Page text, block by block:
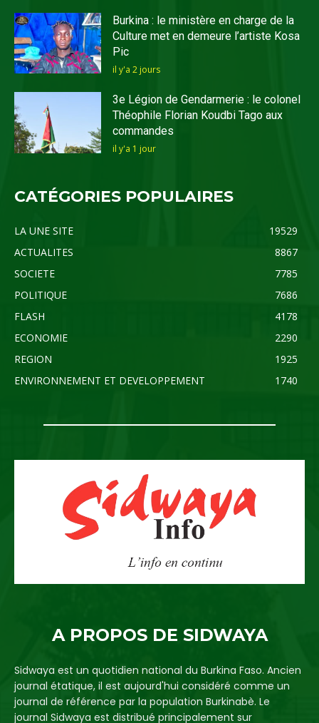
Burkina : le ministère en charge de la
Culture met en demeure l’artiste Kosa
Pic
il y'a 2 jours
3e Légion de Gendarmerie : le colonel
Théophile Florian Koudbi Tago aux
commandes
il y'a 1 jour
CATÉGORIES POPULAIRES
LA UNE SITE
19529
ACTUALITES
8867
SOCIETE
7785
POLITIQUE
7686
FLASH
4178
ECONOMIE
2290
REGION
1925
ENVIRONNEMENT ET DEVELOPPEMENT
1740
A PROPOS DE SIDWAYA
Sidwaya est un quotidien national du Burkina Faso. Ancien
journal étatique, il est aujourd'hui considéré comme un
journal de référence par la population Burkinabè. Le
journal Sidwaya est distribué principalement sur